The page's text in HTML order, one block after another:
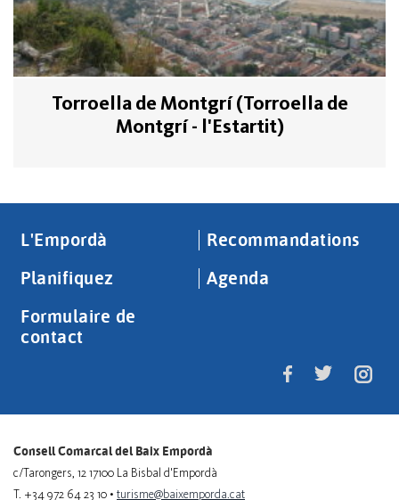
Torroella de Montgrí (Torroella de
Montgrí - l'Estartit)
L'Empordà
Recommandations
Planifiquez
Agenda
Formulaire de
contact
Consell Comarcal del Baix Empordà
c/Tarongers, 12 17100 La Bisbal d'Empordà
T. +34 972 64 23 10 • turisme@baixemporda.cat